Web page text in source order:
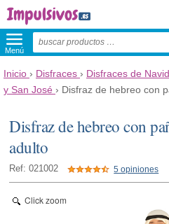
Menú
Inicio › Disfraces › Disfraces de
y San José › Disfraz de hebreo con
Disfraz de hebreo con
adulto
Ref: 021002 5 opiniones
Click zoom